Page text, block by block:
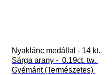
Nyaklánc medállal - 14 kt.
Sárga arany -  0.19ct. tw.
Gyémánt (Természetes)